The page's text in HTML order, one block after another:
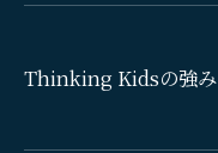
Thinking Kidsの強み